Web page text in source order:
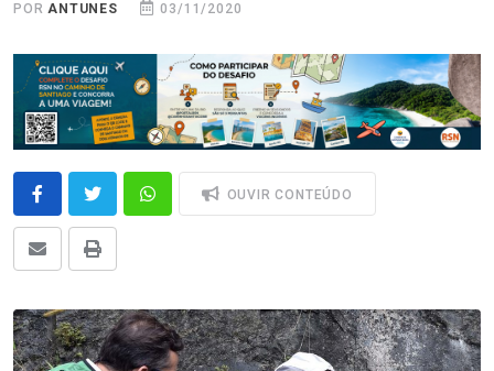
PORANTUNES 03/11/2020
OUVIR CONTEÚDO